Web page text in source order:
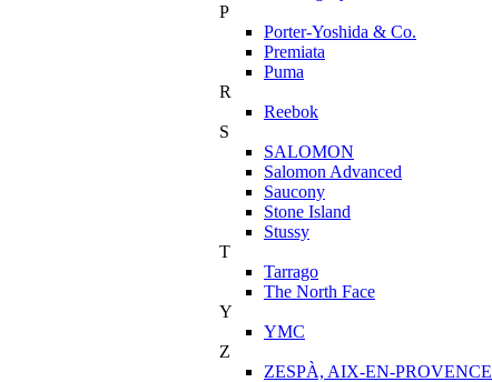
P
Porter-Yoshida & Co.
Premiata
Puma
R
Reebok
S
SALOMON
Salomon Advanced
Saucony
Stone Island
Stussy
T
Tarrago
The North Face
Y
YMC
Z
ZESPÀ, AIX-EN-PROVENCE